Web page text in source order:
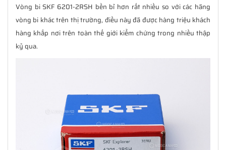
Vòng bi SKF 6201-2RSH bền bỉ hơn rất nhiều so với các hãng
vòng bi khác trên thị trường, điều này đã được hàng triệu khách
hàng khắp nơi trên toàn thế giới kiểm chứng trong nhiều thập
kỷ qua.